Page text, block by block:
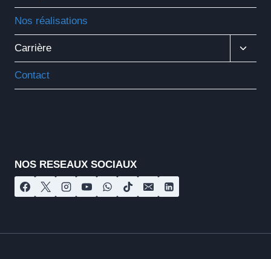
Nos réalisations
Carrière
Contact
NOS RESEAUX SOCIAUX